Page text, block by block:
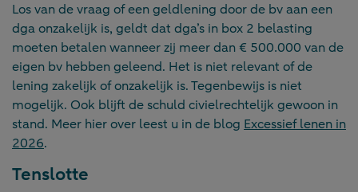
Los van de vraag of een geldlening door de bv aan een
dga onzakelijk is, geldt dat dga’s in box 2 belasting
moeten betalen wanneer zij meer dan € 500.000 van de
eigen bv hebben geleend. Het is niet relevant of de
lening zakelijk of onzakelijk is. Tegenbewijs is niet
mogelijk. Ook blijft de schuld civielrechtelijk gewoon in
stand. Meer hier over leest u in de blog Excessief lenen in
2026.
Tenslotte